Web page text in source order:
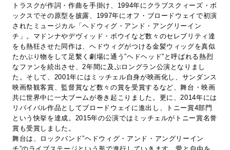
トラスクが作詞・作曲を手掛け、1994年にクラブスクィーズ・ボ
ックスでその原型を披露、1997年にオフ・ブロードウェイで初演
されたミュージカル「ヘドウィグ・アンド・アングリーイン
チ」。マドンナやデヴィッド・ボウイなど数々のセレブリティ達
をも熱狂させた同作は、ヘドウィグがつける金髪ウィッグを真似
たかぶり物をして足繫く劇場に通う”ヘドヘッド”と呼ばれる熱烈
なファンを続出させ、2年間に及ぶロングラン公演となりまし
た。そして、2001年にはミッチェル自身が映画化し、サンダンス
映画祭観客賞、監督賞など数々の賞を受賞するなど、舞台・映画
共に世界中に一大ブームが巻き起こりました。更に、2014年には
リバイバル作品としてブロードウェイに進出し、トニー賞4部門
という快挙を達成。2015年の公演ではミッチェルがトニー賞名誉
賞も受賞しました。
舞台は、ロックバンド”ヘドウィグ・アンド・アングリーイン